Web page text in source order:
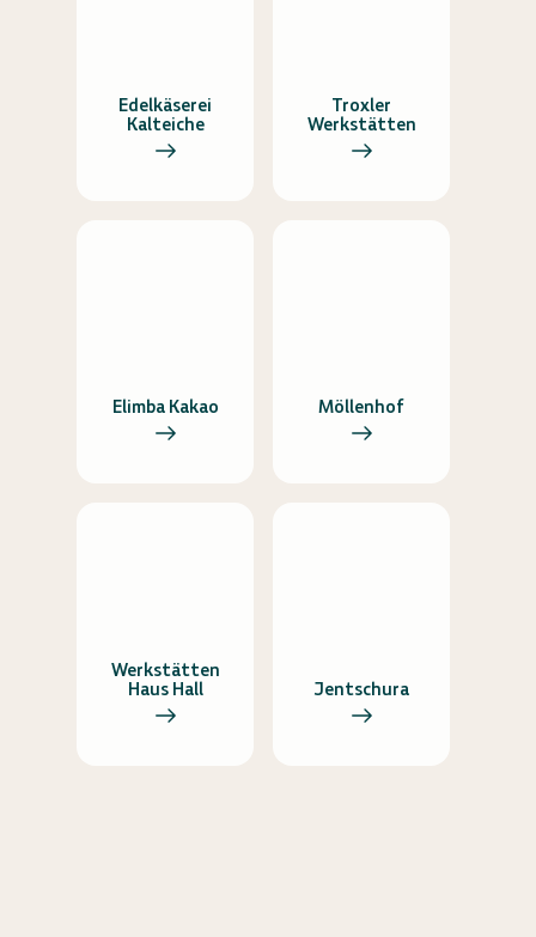
Edelkäserei
Kalteiche
Troxler
Werkstätten
Elimba Kakao Möllenhof
Werkstätten
Haus Hall
Jentschura